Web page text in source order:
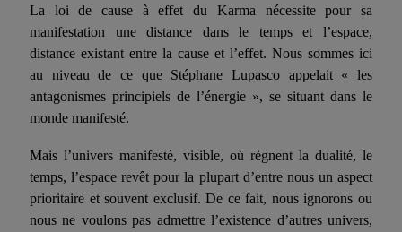
La loi de cause à effet du Karma nécessite pour sa
manifestation une distance dans le temps et l’espace,
distance existant entre la cause et l’effet. Nous sommes ici
au niveau de ce que Stéphane Lupasco appelait « les
antagonismes principiels de l’énergie », se situant dans le
monde manifesté.
Mais l’univers manifesté, visible, où règnent la dualité, le
temps, l’espace revêt pour la plupart d’entre nous un aspect
prioritaire et souvent exclusif. De ce fait, nous ignorons ou
nous ne voulons pas admettre l’existence d’autres univers,